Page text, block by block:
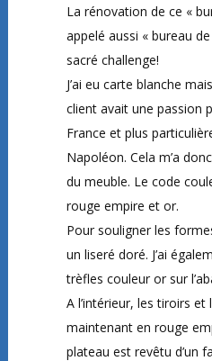
La rénovation de ce «
appelé aussi « bureau
sacré challenge!
J’ai eu carte blanche
client avait une passion
France et plus
Napoléon. Cela m’a
du meuble. Le code
rouge empire et or.
Pour souligner les
un liseré doré. J’ai
trèfles couleur or sur
A l’intérieur, les tiroirs et
maintenant en rouge
plateau est revêtu d’un